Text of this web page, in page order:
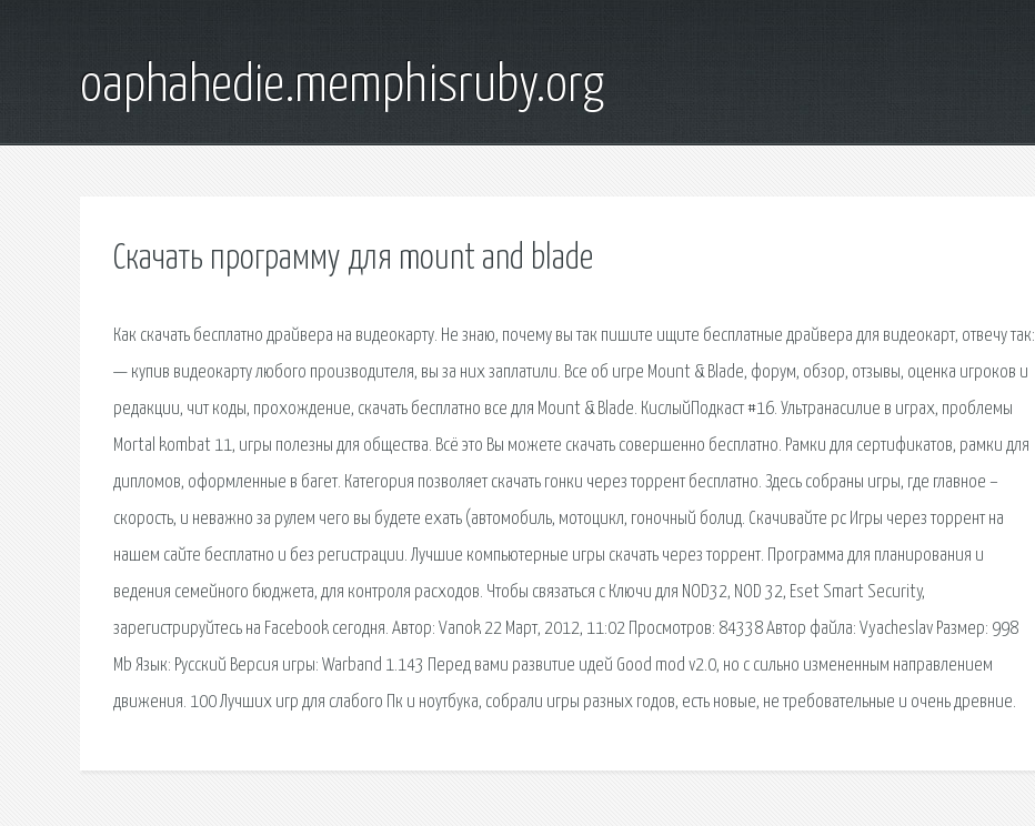
oaphahedie.memphisruby.org
Скачать программу для mount and blade
Как скачать бесплатно драйвера на видеокарту. Не знаю, почему вы так пишите ищите бесплатные драйвера для видеокарт, отвечу так:
— купив видеокарту любого производителя, вы за них заплатили. Все об игре Mount & Blade, форум, обзор, отзывы, оценка игроков и
редакции, чит коды, прохождение, скачать бесплатно все для Mount & Blade. КислыйПодкаст #16. Ультранасилие в играх, проблемы
Mortal kombat 11, игры полезны для общества. Всё это Вы можете скачать совершенно бесплатно. Рамки для сертификатов, рамки для
дипломов, оформленные в багет. Категория позволяет скачать гонки через торрент бесплатно. Здесь собраны игры, где главное –
скорость, и неважно за рулем чего вы будете ехать (автомобиль, мотоцикл, гоночный болид. Скачивайте pc Игры через торрент на
нашем сайте бесплатно и без регистрации. Лучшие компьютерные игры скачать через торрент. Программа для планирования и
ведения семейного бюджета, для контроля расходов. Чтобы связаться с Ключи для NOD32, NOD 32, Eset Smart Security,
зарегистрируйтесь на Facebook сегодня. Автор: Vanok 22 Март, 2012, 11:02 Просмотров: 84338 Автор файла: Vyacheslav Размер: 998
Mb Язык: Русский Версия игры: Warband 1.143 Перед вами развитие идей Good mod v2.0, но с сильно измененным направлением
движения. 100 Лучших игр для слабого Пк и ноутбука, собрали игры разных годов, есть новые, не требовательные и очень древние.